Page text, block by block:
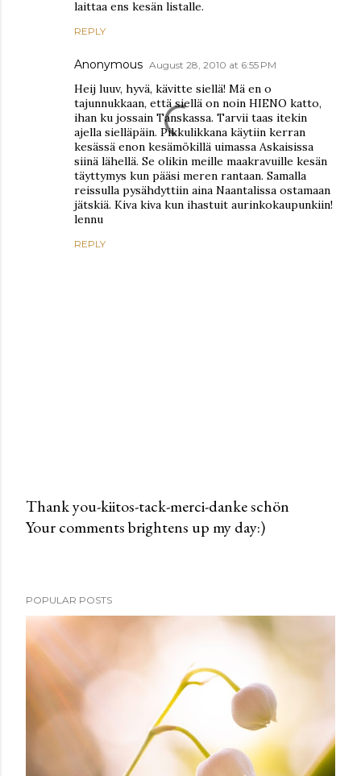
laittaa ens kesän listalle.
REPLY
Anonymous August 28, 2010 at 6:55 PM
Heij luuv, hyvä, kävitte siellä! Mä en o
tajunnukkaan, että siellä on noin HIENO katto,
ihan ku jossain Tanskassa. Tarvii taas itekin
ajella sielläpäin. Pikkulikkana käytiin kerran
kesässä enon kesämökillä uimassa Askaisissa
siinä lähellä. Se olikin meille maakravuille kesän
täyttymys kun pääsi meren rantaan. Samalla
reissulla pysähdyttiin aina Naantalissa ostamaan
jätskiä. Kiva kiva kun ihastuit aurinkokaupunkiin!
lennu
REPLY
P
a
C
o
m
Thank you-kiitos-tack-merci-danke schön
Your comments brightens up my day:)
POPULAR POSTS